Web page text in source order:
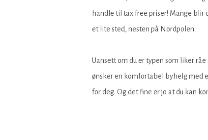
handle til tax free priser! Mange blir
et lite sted, nesten på Nordpolen.
Uansett om du er typen som liker
ønsker en komfortabel byhelg med
for deg. Og det fine er jo at du kan